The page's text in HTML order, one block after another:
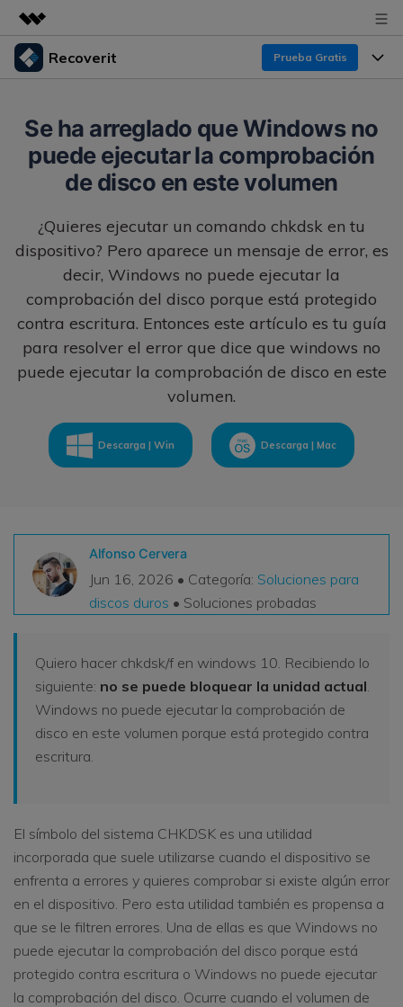
Productos destacados
Utilidades
Empresas
Resumen
Soluciones
Quiénes somos
Sala de prensa
Soporte
Recoverit Prueba Gratis
Recoverit para Windows
Pruébalo Gratis
Recoverit para Mac
Recupera datos ilimitados del sistema Mac
Pruébalo Gratis
Pruébalo Gratis
Repairit - Reparar Datos
UBackit - Respaldar Datos
Funciones
Recuperar Medios Borrados
Soluciones de Recuperación Exclusivas
Recuperar Documentos
Escenarios de Pérdida de Datos
VER TODAS LAS FUNCIONES
Por qué Recoverit
Experto en Recuperación de Datos
Historias de Clientes
Guía
search
Se ha arreglado que Windows no
puede ejecutar la comprobación
de disco en este volumen
¿Quieres ejecutar un comando chkdsk en tu
dispositivo? Pero aparece un mensaje de error, es
decir, Windows no puede ejecutar la
comprobación del disco porque está protegido
contra escritura. Entonces este artículo es tu guía
para resolver el error que dice que windows no
puede ejecutar la comprobación de disco en este
volumen.
Descarga | Win Descarga | Mac
Alfonso Cervera
Jun 16, 2026 • Categoría: Soluciones para
discos duros • Soluciones probadas
Quiero hacer chkdsk/f en windows 10. Recibiendo lo
siguiente: no se puede bloquear la unidad actual
Windows no puede ejecutar la comprobación de
disco en este volumen porque está protegido contra
escritura.
El símbolo del sistema CHKDSK es una utilidad
incorporada que suele utilizarse cuando el dispositivo se
enfrenta a errores y quieres comprobar si existe algún error
en el dispositivo. Pero esta utilidad también es propensa a
que se le filtren errores. Una de ellas es que Windows no
puede ejecutar la comprobación del disco porque está
protegido contra escritura o Windows no puede ejecutar
la comprobación del disco. Ocurre cuando el volumen de